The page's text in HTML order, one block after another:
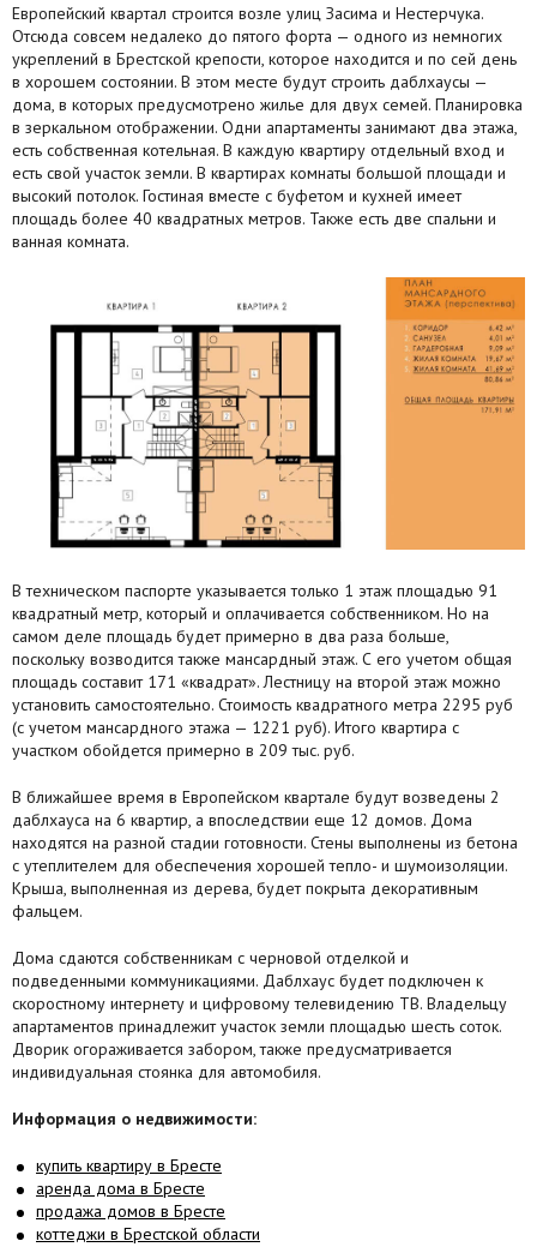
Реклама на сайте
Европейский квартал строится возле улиц Засима и Нестерчука.
Отсюда совсем недалеко до пятого форта — одного из немногих
укреплений в Брестской крепости, которое находится и по сей день
в хорошем состоянии. В этом месте будут строить даблхаусы —
дома, в которых предусмотрено жилье для двух семей. Планировка
в зеркальном отображении. Одни апартаменты занимают два этажа,
есть собственная котельная. В каждую квартиру отдельный вход и
есть свой участок земли. В квартирах комнаты большой площади и
высокий потолок. Гостиная вместе с буфетом и кухней имеет
площадь более 40 квадратных метров. Также есть две спальни и
ванная комната.
В техническом паспорте указывается только 1 этаж площадью 91
квадратный метр, который и оплачивается собственником. Но на
самом деле площадь будет примерно в два раза больше,
поскольку возводится также мансардный этаж. С его учетом общая
площадь составит 171 «квадрат». Лестницу на второй этаж можно
установить самостоятельно. Стоимость квадратного метра 2295 руб
(с учетом мансардного этажа — 1221 руб). Итого квартира с
участком обойдется примерно в 209 тыс. руб.
В ближайшее время в Европейском квартале будут возведены 2
даблхауса на 6 квартир, а впоследствии еще 12 домов. Дома
находятся на разной стадии готовности. Стены выполнены из бетона
с утеплителем для обеспечения хорошей тепло- и шумоизоляции.
Крыша, выполненная из дерева, будет покрыта декоративным
фальцем.
Дома сдаются собственникам с черновой отделкой и
подведенными коммуникациями. Даблхаус будет подключен к
скоростному интернету и цифровому телевидению ТВ. Владельцу
апартаментов принадлежит участок земли площадью шесть соток.
Дворик огораживается забором, также предусматривается
индивидуальная стоянка для автомобиля.
Информация о недвижимости:
купить квартиру в Бресте
аренда дома в Бресте
продажа домов в Бресте
коттеджи в Брестской области